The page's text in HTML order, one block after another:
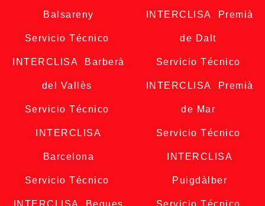
Balsareny
Servicio Técnico
INTERCLISA Barberà
del Vallès
Servicio Técnico
INTERCLISA
Barcelona
Servicio Técnico
INTERCLISA Premià
de Dalt
Servicio Técnico
INTERCLISA Premià
de Mar
Servicio Técnico
INTERCLISA
Puigdàlber